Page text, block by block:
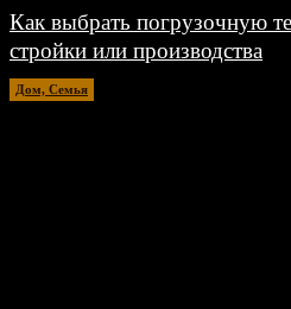
Как выбрать погрузочную
стройки или производства
Дом, Семья